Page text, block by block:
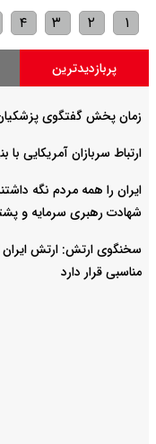
۱ ۲ ۳ ۴
پربازدیدترین
زمان پخش گفتگوی
ارتباط سربازان آمریکایی با
ایران را همه مردم نگه
شهادت رهبری سرمایه و
سخنگوی ارتش: ارتش ایران
مناسبی قرار دارد